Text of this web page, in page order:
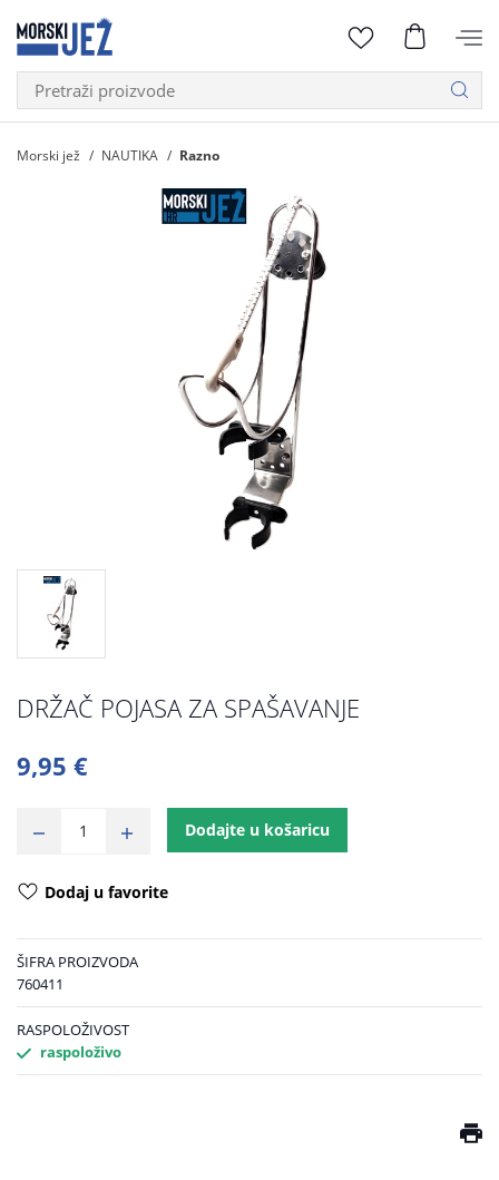
Morski jež NAUTIKA Razno
DRŽAČ POJASA ZA SPAŠAVANJE
9,95 €
Dodajte u košaricu
Dodaj u favorite
ŠIFRA PROIZVODA
760411
RASPOLOŽIVOST
raspoloživo